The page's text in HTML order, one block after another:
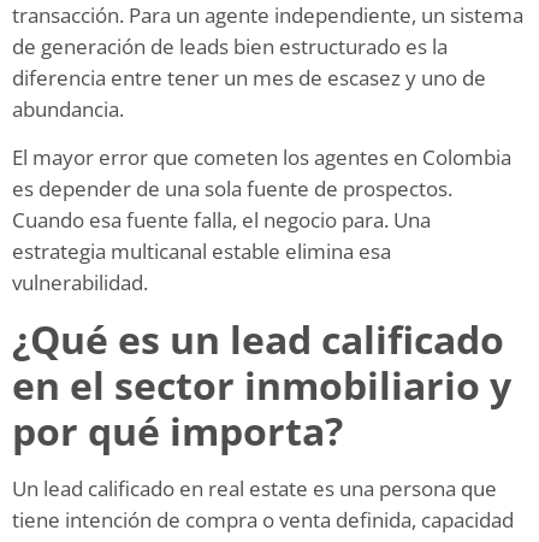
transacción. Para un agente independiente, un sistema
de generación de leads bien estructurado es la
diferencia entre tener un mes de escasez y uno de
abundancia.
El mayor error que cometen los agentes en Colombia
es depender de una sola fuente de prospectos.
Cuando esa fuente falla, el negocio para. Una
estrategia multicanal estable elimina esa
vulnerabilidad.
¿Qué es un lead calificado
en el sector inmobiliario y
por qué importa?
Un lead calificado en real estate es una persona que
tiene intención de compra o venta definida, capacidad